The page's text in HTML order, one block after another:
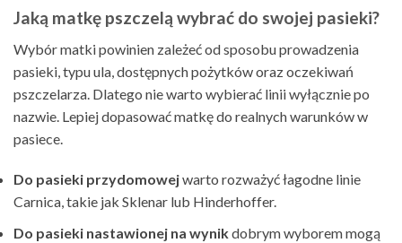
Jaką matkę pszczelą wybrać do swojej pasieki?
Wybór matki powinien zależeć od sposobu prowadzenia
pasieki, typu ula, dostępnych pożytków oraz oczekiwań
pszczelarza. Dlatego nie warto wybierać linii wyłącznie po
nazwie. Lepiej dopasować matkę do realnych warunków w
pasiece.
Do pasieki przydomowejwarto rozważyć łagodne linie
Carnica, takie jak Sklenar lub Hinderhoffer.
Do pasieki nastawionej na wynikdobrym wyborem mogą